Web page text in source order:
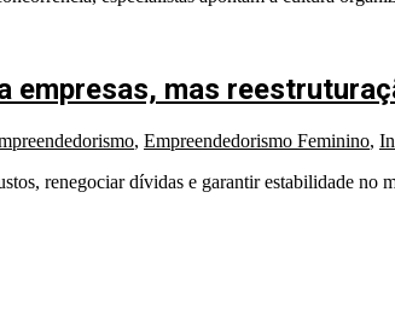
empresas, mas
, Empreendedorismo Feminino,
renegociar dívidas e garantir estabilidade no